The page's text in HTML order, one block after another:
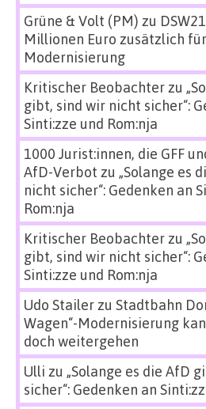
Grüne & Volt (PM) zu
Millionen Euro zusätzlich
Modernisierung
Kritischer Beobachterzu
gibt, sind wir nicht sicher“:
Sinti:zze und Rom:nja
1000 Jurist:innen, die GFF
AfD-Verbot zu „Solange es
nicht sicher“: Gedenken an
Rom:nja
Kritischer Beobachterzu
gibt, sind wir nicht sicher“:
Sinti:zze und Rom:nja
Udo Stailerzu Stadtbahn
Wagen“-Modernisierung
doch weitergehen
Ulli zu „Solange es die AfD
sicher“: Gedenken an